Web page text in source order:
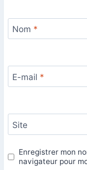
Nom *
E-mail *
Site
Enregistrer mon
navigateur pour